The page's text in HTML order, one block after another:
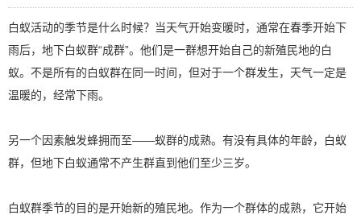
白蚁活动的季节是什么时候？当天气开始变暖时，通常在春季开始下
雨后，地下白蚁群“成群”。他们是一群想开始自己的新殖民地的白
蚁。不是所有的白蚁群在同一时间，但对于一个群发生，天气一定是
温暖的，经常下雨。
另一个因素触发蜂拥而至——蚁群的成熟。有没有具体的年龄，白蚁
群，但地下白蚁通常不产生群直到他们至少三岁。
白蚁群季节的目的是开始新的殖民地。作为一个群体的成熟，它开始